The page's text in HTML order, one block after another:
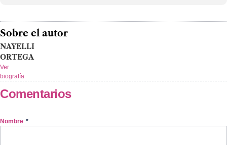
Sobre el autor
NAYELLI
ORTEGA
Ver
biografía
Comentarios
Nombre *